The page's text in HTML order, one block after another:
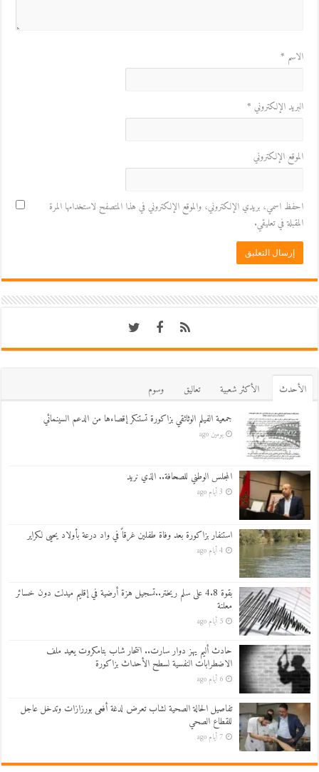
الاسم *
البريد الإلكتروني *
الموقع الإلكتروني
احفظ اسمي، بريدي الإلكتروني، والموقع الإلكتروني في هذا المتصفح لاستخدامها المرة
المقبلة في تعليقي.
اﻷحدث اﻷكثر شعبية تعاليق
وسوم
جمعية الفيلم الوثائقي بزاكورة تستنكر إقصاءها من الدعم السينمائي
يومين ago
المجلس الوطني للصحافة.. الذي نريد
3 أيام ago
استنفار بزاكورة بعد وفاة طفلين غرقاً في واد درعة بأولاد يحيى لكراير
4 أيام ago
بقوة 4.8 على سلم ريختر..تسجيل هزة أرضية في إقليم ميدلت دون خسائر
معلنة
5 أيام ago
حادث أليم يهز دوار سارت.. انتحار شاب بتامكروت يعيد ملف
الاضطرابات النفسية لسطح الأحداث بزاكورة
6 أيام ago
تفاصيل الحالة الصحية لشاب تعرض لدغة أفعى بورزازات وتدخل عاجل
للقطاع الصحي
7 أيام ago